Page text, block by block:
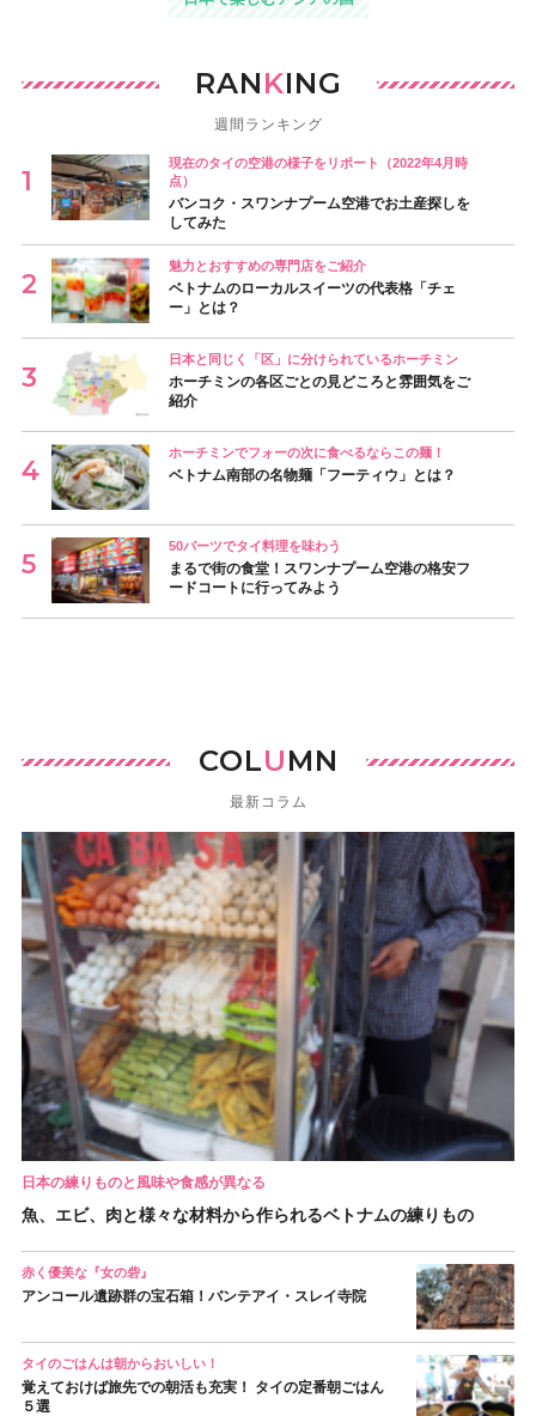
RANKING
週間ランキング
現在のタイの空港の様子をリポート（2022年4月時
点）
バンコク・スワンナプーム空港でお土産探しを
してみた
魅力とおすすめの専門店をご紹介
ベトナムのローカルスイーツの代表格「チェ
ー」とは？
日本と同じく「区」に分けられているホーチミン
ホーチミンの各区ごとの見どころと雰囲気をご
紹介
ホーチミンでフォーの次に食べるならこの麺！
ベトナム南部の名物麺「フーティウ」とは？
50バーツでタイ料理を味わう
まるで街の食堂！スワンナプーム空港の格安フ
ードコートに行ってみよう
COLUMN
最新コラム
日本の練りものと風味や食感が異なる
魚、エビ、肉と様々な材料から作られるベトナムの練りもの
赤く優美な『女の砦』
アンコール遺跡群の宝石箱！バンテアイ・スレイ寺院
タイのごはんは朝からおいしい！
覚えておけば旅先での朝活も充実！ タイの定番朝ごはん
５選